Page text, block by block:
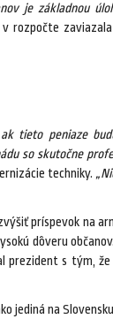
je základnou
rozpočte
tieto peniaze
so skutočne
techniky.
príspevok na
dôveru občanov.
prezident s tým, že
jediná na